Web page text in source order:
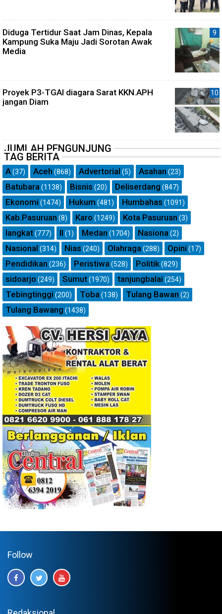
Diduga Tertidur Saat Jam Dinas, Kepala
Kampung Suka Maju Jadi Sorotan Awak
Media
Proyek P3-TGAI diagara Sarat KKN.APH
jangan Diam
JUMLAH PENGUNJUNG
TAG BERITA
A(37) Aceh (868) Advertorial (5) Asahan (23)
Batubara (1138) Bisnis (20) Deliserdang (847)
Ekonomi (1474) Hukum (481) Humbahas (1091)
Kab.Pasuruan (8) Karo (1249) Kota Pasuruan (3)
langkat(777) ll (1) Medan (1704) Nasiona (2)
Nasional (314) Nias (240) Olahraga (288) Opini (17)
Pendidikan (236) Peristiwa (528) Politik(829)
sidoarjo (249) Sumut(1970) tanjungbalai (254)
Tebingtinggi (200) Toba (138) Tulang Bawan (2)
Tulang Bawang (1438)
Follow